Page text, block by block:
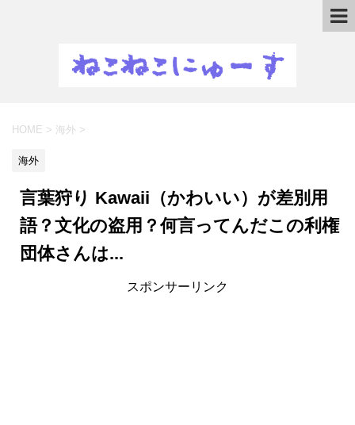
HOME > 海外 >
海外
言葉狩り Kawaii（かわいい）が差別用
語？文化の盗用？何言ってんだこの利権
団体さんは...
スポンサーリンク